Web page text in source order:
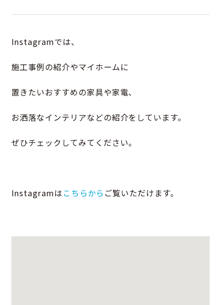
Instagramでは、
施工事例の紹介やマイホームに
置きたいおすすめの家具や家電、
お洒落なインテリアなどの紹介をしています。
ぜひチェックしてみてください。
Instagramはこちらから ご覧いただけます。